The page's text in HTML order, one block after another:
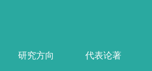
研究方向 代表论著